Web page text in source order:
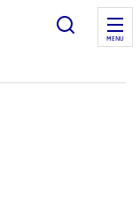
Ouvrir
MENU